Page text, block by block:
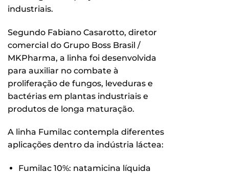
industriais.
Segundo Fabiano Casarotto, diretor
comercial do Grupo Boss Brasil /
MKPharma, a linha foi desenvolvida
para auxiliar no combate à
proliferação de fungos, leveduras e
bactérias em plantas industriais e
produtos de longa maturação.
A linha Fumilac contempla diferentes
aplicações dentro da indústria láctea:
Fumilac 10%: natamicina líquida